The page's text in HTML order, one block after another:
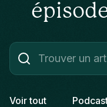
Voir tout